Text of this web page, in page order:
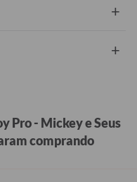
+
+
Pro - Mickey e Seus
comprando